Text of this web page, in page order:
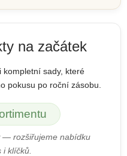
na začátek
kompletní sady, které
pokusu po roční zásobu.
— rozšiřujeme nabídku
i klíčků.